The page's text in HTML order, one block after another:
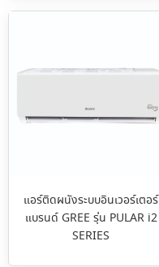
แอร์ติดผนังระบบอินเวอร์เตอร์
แบรนด์ GREE รุ่น PULAR i2
SERIES